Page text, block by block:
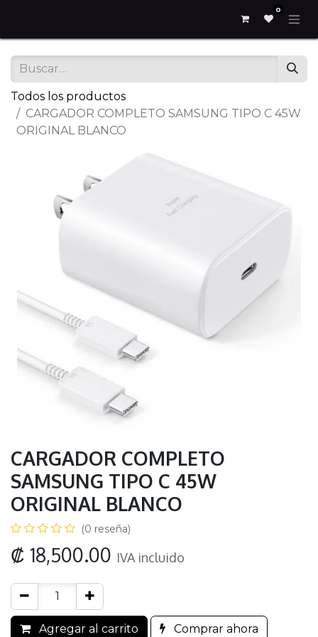
0
Todos los productos
CARGADOR COMPLETO SAMSUNG TIPO C 45W
ORIGINAL BLANCO
CARGADOR COMPLETO
SAMSUNG TIPO C 45W
ORIGINAL BLANCO
(0 reseña)
₡ 18,500.00 IVA incluido
Agregar al carrito Comprar ahora